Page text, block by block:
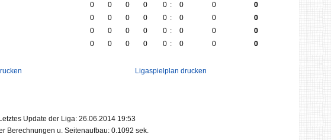
0 0 0 0 0 : 0 0
0
0 0 0 0 0 : 0 0
0
0 0 0 0 0 : 0 0
0
0 0 0 0 0 : 0 0 0
Ligaspielplan drucken
Letztes Update der Liga: 26.06.2014 19:53
Berechnungen u. Seitenaufbau: 0.1092 sek.